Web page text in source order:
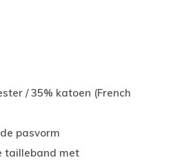
/ 35% katoen (French
pasvorm
tailleband met